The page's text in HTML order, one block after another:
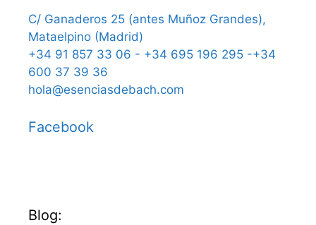
C/ Ganaderos 25 (antes Muñoz Grandes),
Mataelpino (Madrid)
+34 91 857 33 06 - +34 695 196 295 -+34
600 37 39 36
hola@esenciasdebach.com
Facebook
Blog: